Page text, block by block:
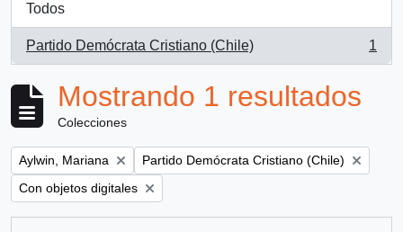
Todos
Partido Demócrata Cristiano (Chile)
, 1 resultados
1
Mostrando 1 resultados
Colecciones
Remove filter:
Aylwin, Mariana Remove filter:
Partido Demócrata Cristiano (Chile)
Remove filter:
Con objetos digitales